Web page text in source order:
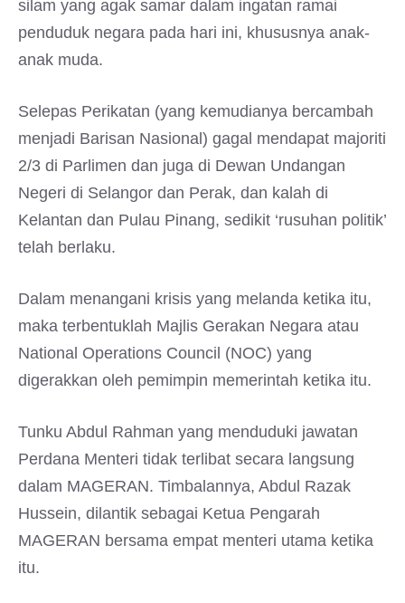
silam yang agak samar dalam ingatan ramai
penduduk negara pada hari ini, khususnya anak-
anak muda.
Selepas Perikatan (yang kemudianya bercambah
menjadi Barisan Nasional) gagal mendapat majoriti
2/3 di Parlimen dan juga di Dewan Undangan
Negeri di Selangor dan Perak, dan kalah di
Kelantan dan Pulau Pinang, sedikit ‘rusuhan politik’
telah berlaku.
Dalam menangani krisis yang melanda ketika itu,
maka terbentuklah Majlis Gerakan Negara atau
National Operations Council (NOC) yang
digerakkan oleh pemimpin memerintah ketika itu.
Tunku Abdul Rahman yang menduduki jawatan
Perdana Menteri tidak terlibat secara langsung
dalam MAGERAN. Timbalannya, Abdul Razak
Hussein, dilantik sebagai Ketua Pengarah
MAGERAN bersama empat menteri utama ketika
itu.